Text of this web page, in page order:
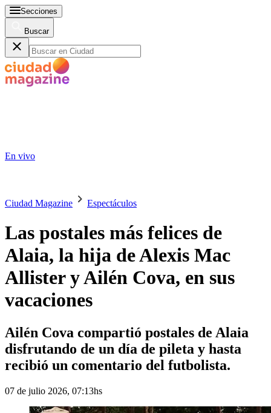
Secciones
Buscar
En vivo
Ciudad Magazine Espectáculos
Las postales más felices de
Alaia, la hija de Alexis Mac
Allister y Ailén Cova, en sus
vacaciones
Ailén Cova compartió postales de Alaia
disfrutando de un día de pileta y hasta
recibió un comentario del futbolista.
07 de julio 2026, 07:13hs